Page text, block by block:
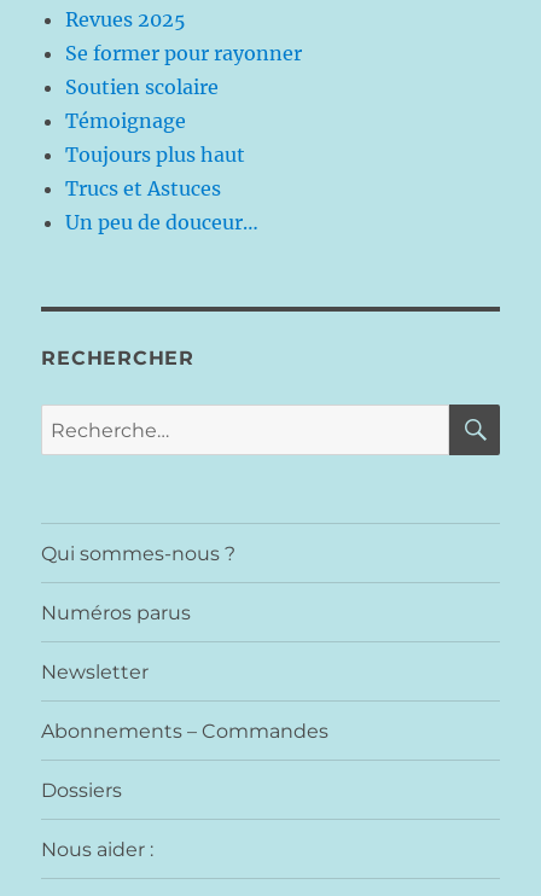
Revues 2025
Se former pour rayonner
Soutien scolaire
Témoignage
Toujours plus haut
Trucs et Astuces
Un peu de douceur…
RECHERCHER
Recherche
pour :
Qui sommes-nous ?
Numéros parus
Newsletter
Abonnements – Commandes
Dossiers
Nous aider :